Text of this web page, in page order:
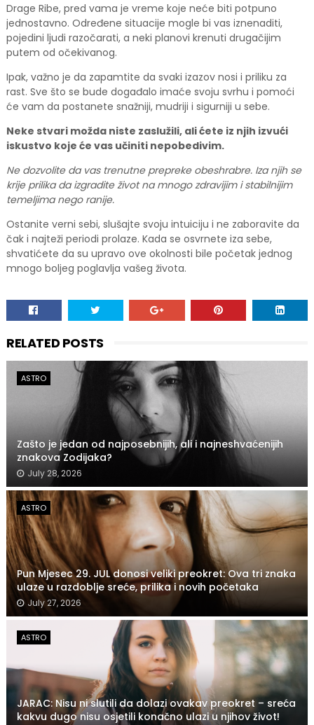
Drage Ribe, pred vama je vreme koje neće biti potpuno
jednostavno. Određene situacije mogle bi vas iznenaditi,
pojedini ljudi razočarati, a neki planovi krenuti drugačijim
putem od očekivanog.
Ipak, važno je da zapamtite da svaki izazov nosi i priliku za
rast. Sve što se bude događalo imaće svoju svrhu i pomoći
će vam da postanete snažniji, mudriji i sigurniji u sebe.
Neke stvari možda niste zaslužili, ali ćete iz njih izvući
iskustvo koje će vas učiniti nepobedivim.
Ne dozvolite da vas trenutne prepreke obeshrabre. Iza njih se
krije prilika da izgradite život na mnogo zdravijim i stabilnijim
temeljima nego ranije.
Ostanite verni sebi, slušajte svoju intuiciju i ne zaboravite da
čak i najteži periodi prolaze. Kada se osvrnete iza sebe,
shvatićete da su upravo ove okolnosti bile početak jednog
mnogo boljeg poglavlja vašeg života.
RELATED POSTS
ASTRO
Zašto je jedan od najposebnijih, ali i najneshvaćenijih
znakova Zodijaka?
July 28, 2026
ASTRO
Pun Mjesec 29. JUL donosi veliki preokret: Ova tri znaka
ulaze u razdoblje sreće, prilika i novih početaka
July 27, 2026
ASTRO
JARAC: Nisu ni slutili da dolazi ovakav preokret – sreća
kakvu dugo nisu osjetili konačno ulazi u njihov život!